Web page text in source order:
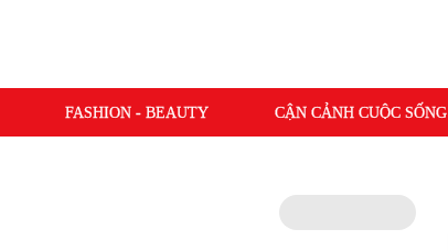
FASHION - BEAUTY CẬN CẢNH CUỘC SỐNG